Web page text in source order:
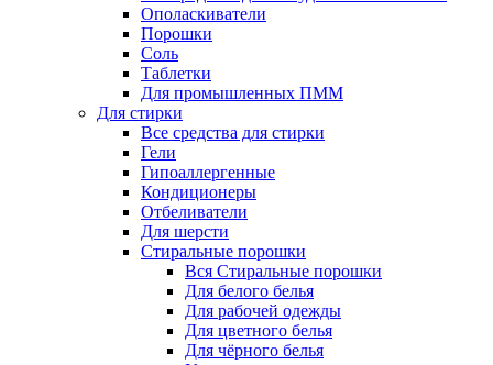
Ополаскиватели
Порошки
Соль
Таблетки
Для промышленных ПММ
Для стирки
Все средства для стирки
Гели
Гипоаллергенные
Кондиционеры
Отбеливатели
Для шерсти
Стиральные порошки
Вся Стиральные порошки
Для белого белья
Для рабочей одежды
Для цветного белья
Для чёрного белья